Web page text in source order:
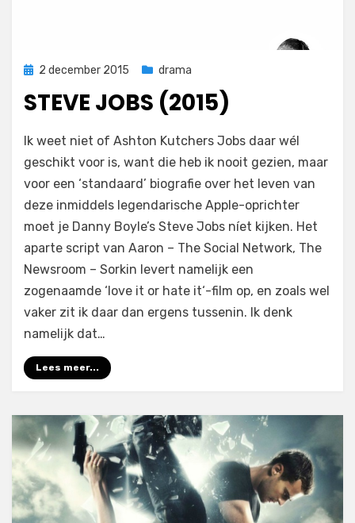
Geplaatst
2 december 2015 drama
STEVE JOBS (2015)
door Filmofiel.nl
1 reactie
op
Jobs
(2015)
Ik weet niet of Ashton Kutchers Jobs daar wél
geschikt voor is, want die heb ik nooit gezien, maar
voor een ‘standaard’ biografie over het leven van
deze inmiddels legendarische Apple-oprichter
moet je Danny Boyle’s Steve Jobs níet kijken. Het
aparte script van Aaron – The Social Network, The
Newsroom – Sorkin levert namelijk een
zogenaamde ‘love it or hate it‘-film op, en zoals wel
vaker zit ik daar dan ergens tussenin. Ik denk
namelijk dat…
Lees meer...